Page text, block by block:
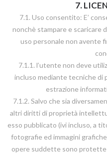
7.
7.1. Uso consentito: E’
nonchè stampare e scaricare
uso personale non avente
7.1.1. l’utente non deve
incluso mediante tecniche di
estrazione
7.1.2. Salvo che sia
altri diritti di proprietà
esso pubblicato (ivi incluso, a
fotografie ed immagini
opere suddette sono protette